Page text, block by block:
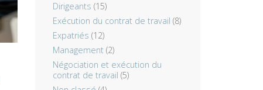
Dirigeants (15)
Exécution du contrat de travail (8)
Expatriés (12)
Management(2)
Négociation et exécution du
contrat de travail (5)